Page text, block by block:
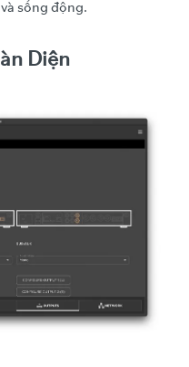
sống động.
Diện